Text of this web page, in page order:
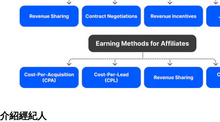
介紹經紀人